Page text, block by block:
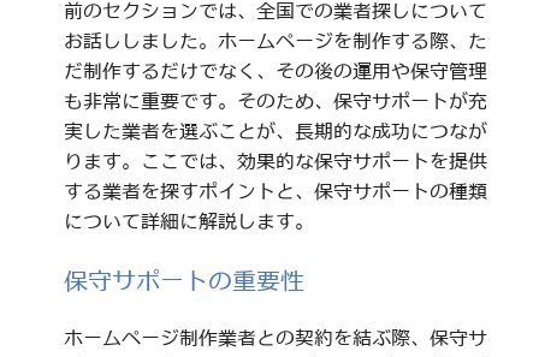
前のセクションでは、全国での業者探しについて
お話ししました。ホームページを制作する際、た
だ制作するだけでなく、その後の運用や保守管理
も非常に重要です。そのため、保守サポートが充
実した業者を選ぶことが、長期的な成功につなが
ります。ここでは、効果的な保守サポートを提供
する業者を探すポイントと、保守サポートの種類
について詳細に解説します。
保守サポートの重要性
ホームページ制作業者との契約を結ぶ際、保守サ